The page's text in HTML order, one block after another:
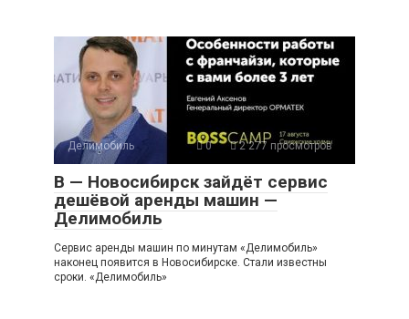
Делимобиль 0 2 277 просмотров
В — Новосибирск зайдёт сервис
дешёвой аренды машин —
Делимобиль
Сервис аренды машин по минутам «Делимобиль»
наконец появится в Новосибирске. Стали известны
сроки. «Делимобиль»